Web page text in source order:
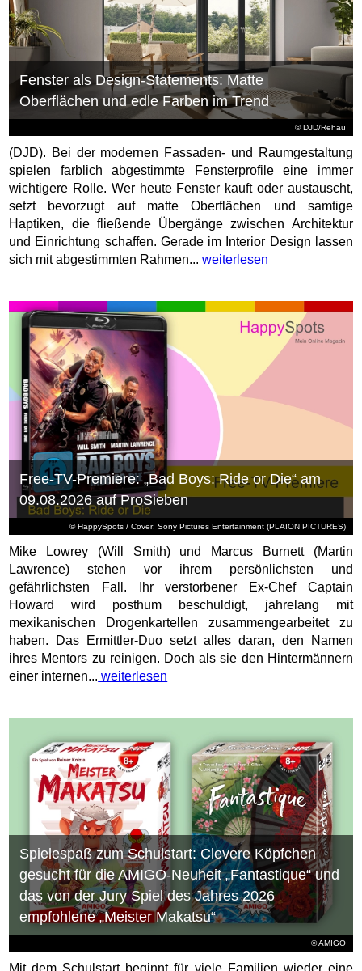
© DJD/Rehau
Fenster als Design-Statements: Matte
Oberflächen und edle Farben im Trend
(DJD). Bei der modernen Fassaden- und Raumgestaltung
spielen farblich abgestimmte Fensterprofile eine immer
wichtigere Rolle. Wer heute Fenster kauft oder austauscht,
setzt bevorzugt auf matte Oberflächen und samtige
Haptiken, die fließende Übergänge zwischen Architektur
und Einrichtung schaffen. Gerade im Interior Design lassen
sich mit abgestimmten Rahmen... weiterlesen
© HappySpots / Cover: Sony Pictures Entertainment (PLAION PICTURES)
Free-TV-Premiere: „Bad Boys: Ride or Die“ am
09.08.2026 auf ProSieben
Mike Lowrey (Will Smith) und Marcus Burnett (Martin
Lawrence) stehen vor ihrem persönlichsten und
gefährlichsten Fall. Ihr verstorbener Ex-Chef Captain
Howard wird posthum beschuldigt, jahrelang mit
mexikanischen Drogenkartellen zusammengearbeitet zu
haben. Das Ermittler-Duo setzt alles daran, den Namen
ihres Mentors zu reinigen. Doch als sie den Hintermännern
einer internen... weiterlesen
© AMIGO
Spielespaß zum Schulstart: Clevere Köpfchen
gesucht für die AMIGO-Neuheit „Fantastique“ und
das von der Jury Spiel des Jahres 2026
empfohlene „Meister Makatsu“
Mit dem Schulstart beginnt für viele Familien wieder eine